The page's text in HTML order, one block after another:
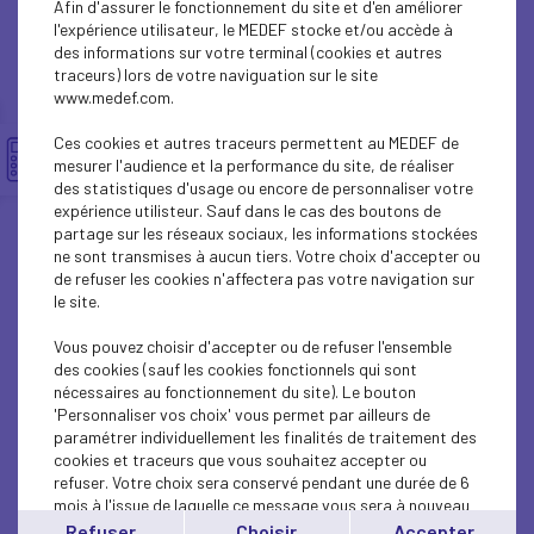
SUSTAINABLE DEVELOPMENT
SUSTAINABLE DEVELOPMENT
SOCIAL
SUSTAINABLE DEVELOPMENT
INTERNATIONAL - EUROPE
ECONOMY
ECONOMY
INTERNATIONAL - EUROPE
INTERNATIONAL - EUROPE
Afin d'assurer le fonctionnement du site et d'en améliorer
l'expérience utilisateur, le MEDEF stocke et/ou accède à
des informations sur votre terminal (cookies et autres
traceurs) lors de votre naviguation sur le site
www.medef.com.
Ces cookies et autres traceurs permettent au MEDEF de
mesurer l'audience et la performance du site, de réaliser
des statistiques d'usage ou encore de personnaliser votre
expérience utilisteur. Sauf dans le cas des boutons de
partage sur les réseaux sociaux, les informations stockées
ne sont transmises à aucun tiers. Votre choix d'accepter ou
de refuser les cookies n'affectera pas votre navigation sur
le site.
Vous pouvez choisir d'accepter ou de refuser l'ensemble
des cookies (sauf les cookies fonctionnels qui sont
nécessaires au fonctionnement du site). Le bouton
'Personnaliser vos choix' vous permet par ailleurs de
paramétrer individuellement les finalités de traitement des
cookies et traceurs que vous souhaitez accepter ou
refuser. Votre choix sera conservé pendant une durée de 6
mois à l'issue de laquelle ce message vous sera à nouveau
affiché..